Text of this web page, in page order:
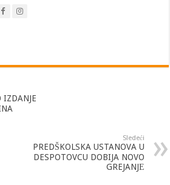
IZDANJE
Sledeći
PREDŠKOLSKA USTANOVA U
DESPOTOVCU DOBIJA NOVO
GREJANJЕ